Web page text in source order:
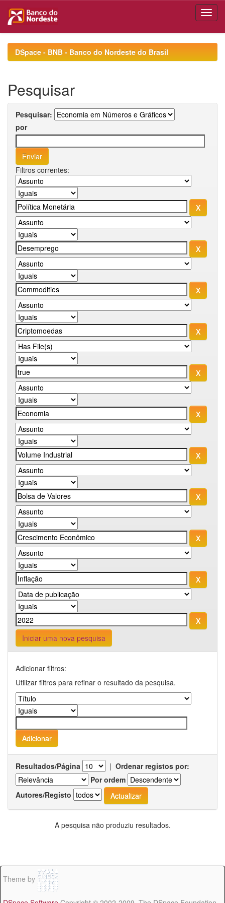
navigationDSpace - BNB - Banco do Nordeste do Brasil
Pesquisar
Pesquisar:
por
Filtros correntes:
Iniciar uma nova pesquisa
Adicionar filtros:
Utilizar filtros para refinar o resultado da pesquisa.
Resultados/Página | Ordenar registos por:
Por ordem
Autores/Registo
A pesquisa não produziu resultados.
Theme by